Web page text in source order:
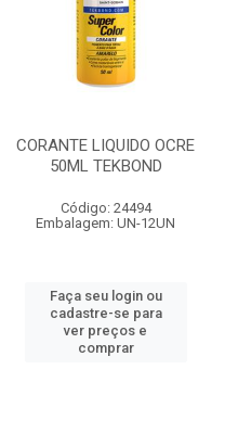
CORANTE LIQUIDO OCRE
50ML TEKBOND
Código: 24494
Embalagem: UN-12UN
Faça seu login ou
cadastre-se para
ver preços e
comprar